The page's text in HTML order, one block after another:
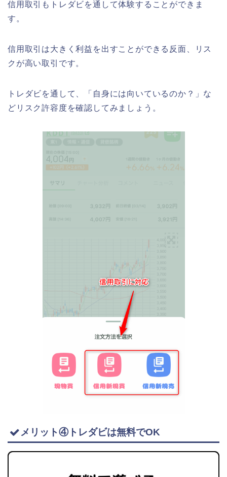
信用取引もトレダビを通して体験することができま
す。
信用取引は大きく利益を出すことができる反面、リス
クが高い取引です。
トレダビを通して、「自身には向いているのか？」な
どリスク許容度を確認してみましょう。
メリット④トレダビは無料でOK